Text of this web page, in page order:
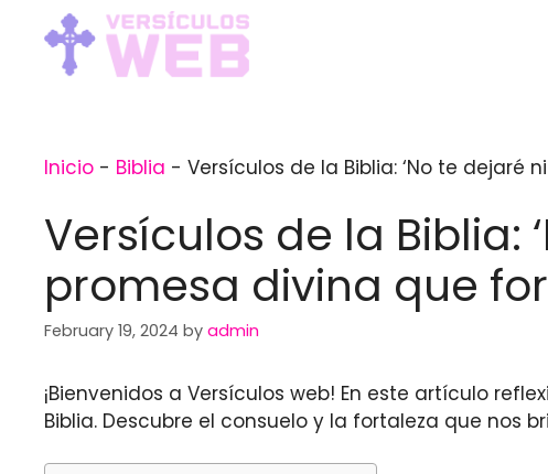
content
Inicio - Biblia - Versículos de la Biblia: ‘No te
Versículos de la Biblia:
promesa divina que
February 19, 2024 by admin
¡Bienvenidos a Versículos web! En este artículo
Biblia. Descubre el consuelo y la fortaleza que nos